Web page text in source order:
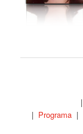
|
| Programa|